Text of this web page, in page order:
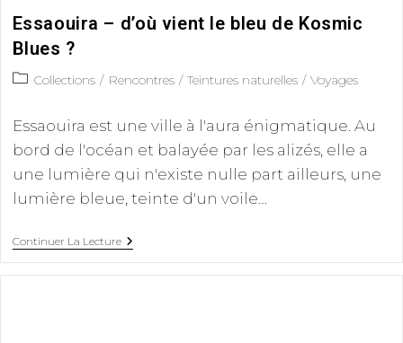
Essaouira – d’où vient le bleu de Kosmic
Blues ?
Collections / Rencontres / Teintures naturelles / Voyages
Essaouira est une ville à l'aura énigmatique. Au
bord de l'océan et balayée par les alizés, elle a
une lumière qui n'existe nulle part ailleurs, une
lumière bleue, teinte d'un voile…
Continuer La Lecture